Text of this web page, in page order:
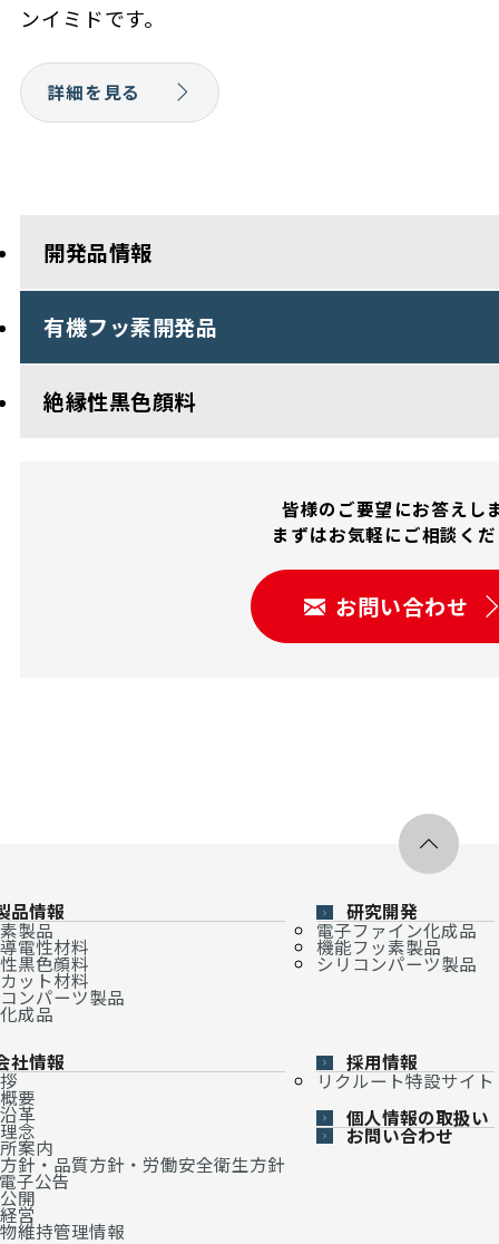
開発品情報
有機フッ素開発品
絶縁性黒色顔料
皆様のご要望にお答えし
まずはお気軽にご相談く
お問い合わせ
ンイミドです。
詳細を見る
品情報
製品
電性材料
黒色顔料
ット材料
ンパーツ製品
成品
研究開発
電子ファイン化成品
機能フッ素製品
シリコンパーツ製品
社情報
要
革
念
案内
針・品質方針・労働安全衛生方針
子公告
開
営
維持管理情報
採用情報
リクルート特設サイト
個人情報の取扱い
お問い合わせ